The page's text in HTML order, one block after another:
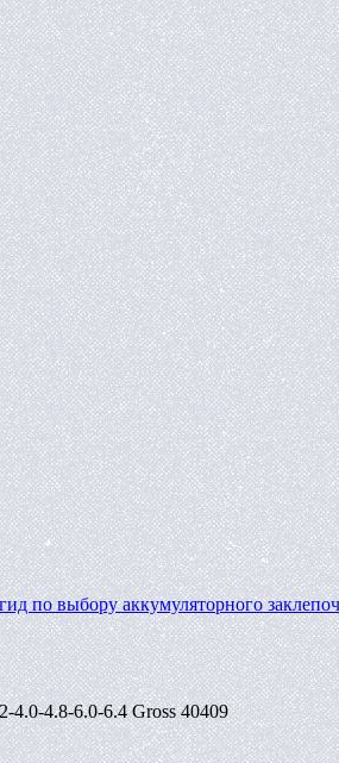
по выбору аккумуляторного
4.0-4.8-6.0-6.4 Gross 40409